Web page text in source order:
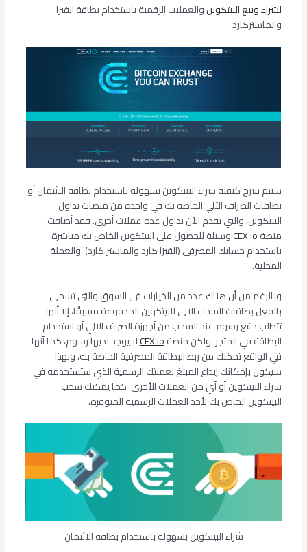
لشراء وبيع البيتكوينوالعملات الرقمية باستخدام بطاقة الفيزا
والماستركارد
سيتم شرح كيفية شراء البيتكوين بسهولة باستخدام بطاقة الائتمان أو
بطاقات الصراف الآلي الخاصة بك في واحدة من منصات تداول
البيتكوين، والتي تقدم الآن تداول عدة عملات أخرى. فقد أضافت
منصةCEX.ioوسيلة للحصول على البيتكوين الخاص بك مباشرة
باستخدام حسابك المصرفي (الفيزا كارد والماستر كارد) والعملة
المحلية.
وبالرغم من أن هناك عدد من الخيارات في السوق والتي تسمى
بالفعل بطاقات السحب الآلي للبيتكوين المدفوعة مسبقًا، إلا أنها
تتطلب دفع رسوم عند السحب من أجهزة الصراف الآلي أو استخدام
البطاقة في المتجر. ولكن منصةCEX.ioلا يوجد لديها رسوم، كما أنها
في الواقع تمكنك من ربط البطاقة المصرفية الخاصة بك، وبهذا
سيكون بإمكانك إيداع المبلغ بعملتك الرسمية الذي ستستخدمه في
شراء البيتكوين أو أي من العملات الأخرى. كما يمكنك سحب
البيتكوين الخاص بك لأحد العملات الرسمية المتوفرة.
شراء البيتكوين بسهولة باستخدام بطاقة الائتمان